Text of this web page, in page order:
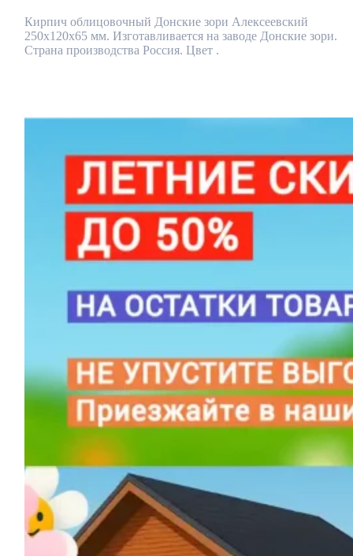
250x120x65
мм
Кирпич облицовочный Донские зори Алексеевский
250x120x65 мм. Изготавливается на заводе Донские зори.
Страна производства Россия. Цвет .